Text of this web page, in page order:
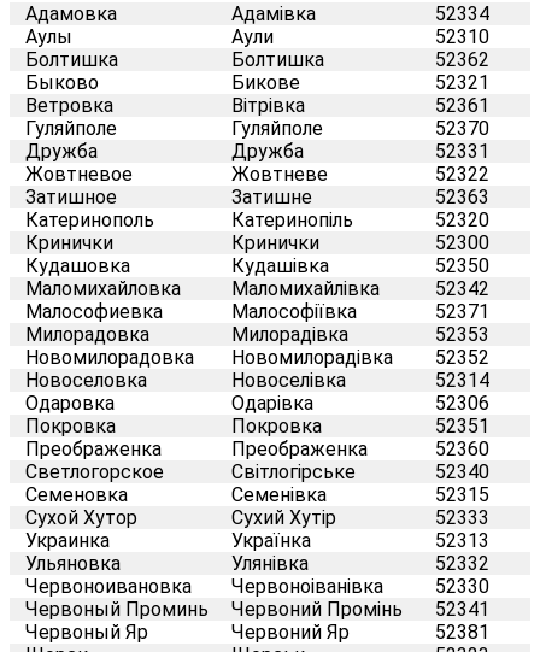
Адамовка Адамівка
52334
Аулы
Аули
52310
Болтишка
Болтишка
52362
Быково
Бикове
52321
Ветровка
Вітрівка
52361
Гуляйполе
Гуляйполе
52370
Дружба
Дружба
52331
Жовтневое
Жовтневе
52322
Затишное
Затишне
52363
Катеринополь
Катеринопіль
52320
Кринички
Кринички
52300
Кудашовка
Кудашівка
52350
Маломихайловка
Маломихайлівка
52342
Малософиевка
Малософіївка
52371
Милорадовка
Милорадівка
52353
Новомилорадовка
Новомилорадівка
52352
Новоселовка
Новоселівка
52314
Одаровка
Одарівка
52306
Покровка
Покровка
52351
Преображенка
Преображенка
52360
Светлогорское
Світлогірське
52340
Семеновка
Семенівка
52315
Сухой Хутор
Сухий Хутір
52333
Украинка
Українка
52313
Ульяновка
Улянівка
52332
Червоноивановка
Червоноіванівка
52330
Червоный Проминь
Червоний Промінь
52341
Червоный Яр
Червоний Яр
52381